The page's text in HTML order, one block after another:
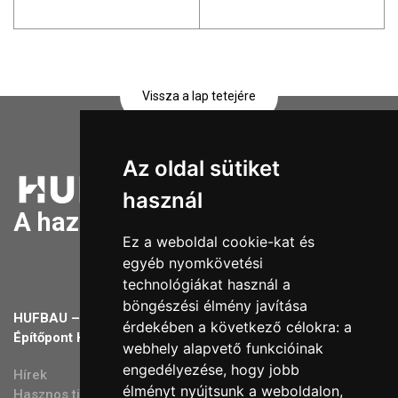
Az oldal sütiket
használ
Ez a weboldal cookie-kat és
egyéb nyomkövetési
technológiákat használ a
böngészési élmény javítása
érdekében a következő célokra: a
webhely alapvető funkcióinak
engedélyezése, hogy jobb
élményt nyújtsunk a weboldalon,
Vissza a lap tetejére
A hazai építőpont hálózat
HUFBAU – A hazai
Építőpont Hálózat
Hírek
Hasznos tippek
Kapcsolat
+36 23 784 237
ugyfelszolgalat@hufbau.hu